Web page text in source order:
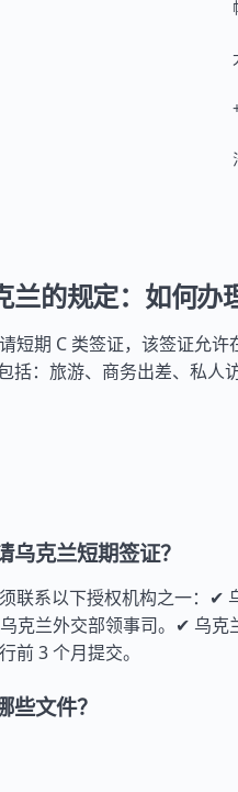
兰的规定：如何办
短期 C 类签证，该签证允
括：旅游、商务出差、私人
克兰短期签证？
联系以下授权机构之一：✔
克兰外交部领事司。✔ 乌克
前 3 个月提交。
些文件？